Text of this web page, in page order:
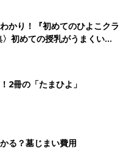
かり！『初めてのひよこクラ
初めての授乳がうまくい
基本と夏のトラブル 解決テ
2冊の「たまひよ」
る？墓じまい費用